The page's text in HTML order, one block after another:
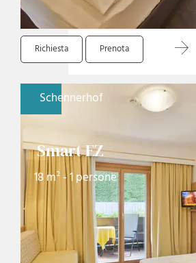
Richiesta Prenota
Schennerhof
Smart EZ
18 m² - 1 persone